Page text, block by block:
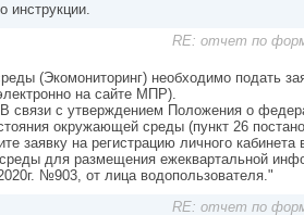
инструкции.
RE: отчет по
(Экомониторинг) необходимо подать
на сайте МПР).
связи с утверждением Положения о
окружающей среды (пункт 26
заявку на регистрацию личного кабинета
для размещения ежеквартальной
№903, от лица водопользователя."
RE: отчет по